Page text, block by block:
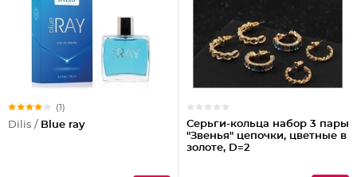
(1)
Dilis / Blue ray
Серьги-кольца набор 3 пары
"Звенья" цепочки, цветные в
золоте, D=2